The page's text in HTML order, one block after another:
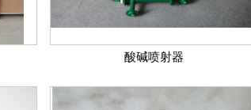
酸碱喷射器